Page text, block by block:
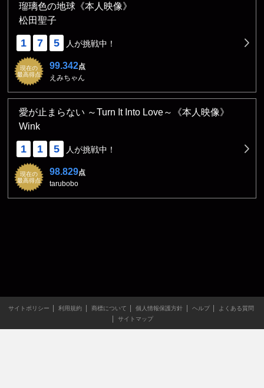
瑠璃色の地球《本人映像》
松田聖子
1 7 5 人が挑戦中！
現在の
最高得点
99.342点
えみちゃん
愛が止まらない ～Turn It Into Love～《本人映像》
Wink
1 1 5 人が挑戦中！
現在の
最高得点
98.829点
tarubobo
サイトポリシー 利用規約 商標について 個人情報保護方針 ヘルプ
よくある質問
サイトマップ